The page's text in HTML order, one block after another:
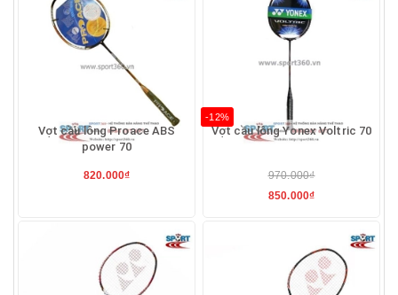
Vợt cầu lông Proace ABS
power 70
820.000₫
-12%
Vợt cầu lông Yonex Voltric 70
970.000₫
850.000₫